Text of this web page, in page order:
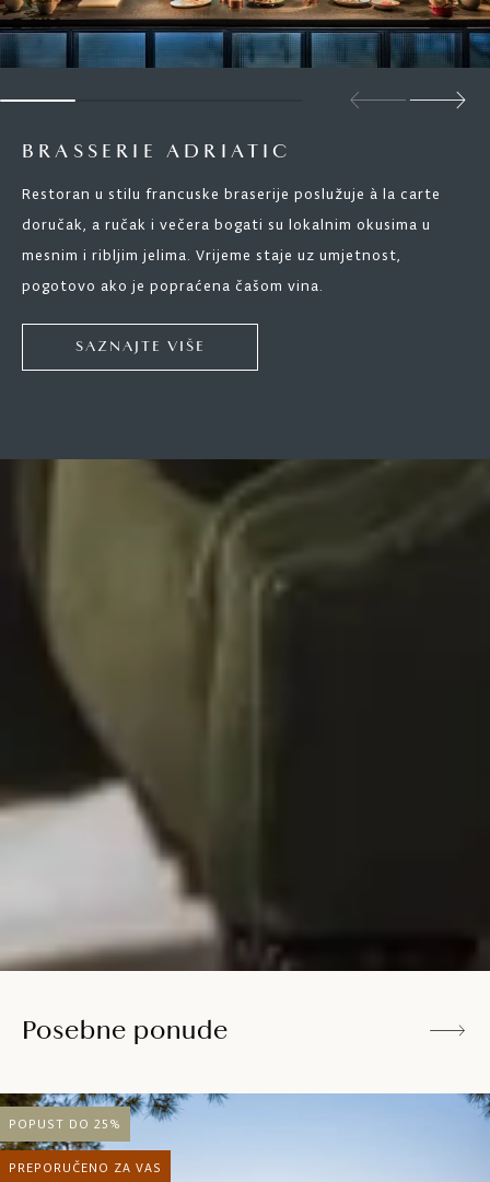
BRASSERIE ADRIATIC
Restoran u stilu francuske braserije poslužuje à la carte
doručak, a ručak i večera bogati su lokalnim okusima u
mesnim i ribljim jelima. Vrijeme staje uz umjetnost,
pogotovo ako je popraćena čašom vina.
SAZNAJTE VIŠE
Posebne ponude
POPUST DO 25%
PREPORUČENO ZA VAS